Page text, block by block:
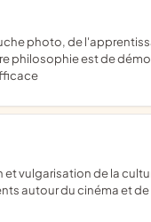
philosophie est de
autour du cinéma et de